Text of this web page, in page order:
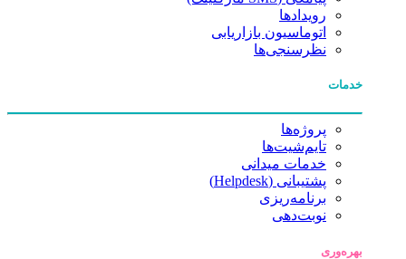
رویدادها
اتوماسیون بازاریابی
نظرسنجی‌ها
خدمات
پروژه‌ها
تایم‌شیت‌ها
خدمات میدانی
پشتیبانی (Helpdesk)
برنامه‌ریزی
نوبت‌دهی
بهره‌وری